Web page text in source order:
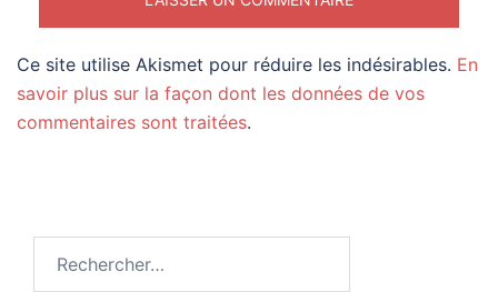
Ce site utilise Akismet pour réduire les indésirables. En
savoir plus sur la façon dont les données de vos
commentaires sont traitées.